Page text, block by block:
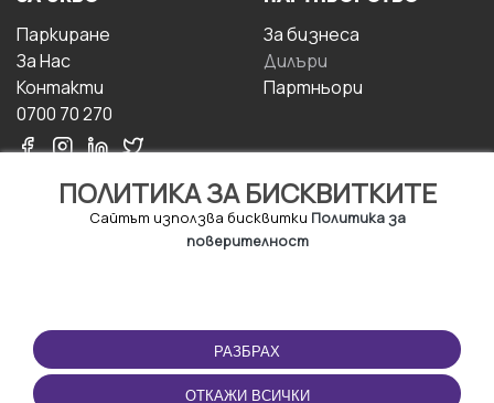
ПОЛИТИКА ЗА БИСКВИТКИТЕ
Сайтът използва бисквитки Политика за
поверителност
РАЗБРАХ
ОТКАЖИ ВСИЧКИ
Паркиране
За Hас
Контакти
0700 70 270
За бизнесa
Дилъри
Партньори
ПОЛЗВАНЕ
Правила и условия за
ползване
ПРИЛОЖЕНИЕТО